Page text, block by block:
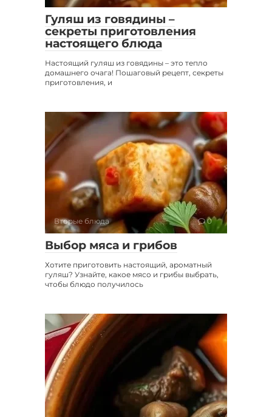
Гуляш из говядины –
секреты приготовления
настоящего блюда
Настоящий гуляш из говядины – это тепло
домашнего очага! Пошаговый рецепт, секреты
приготовления, и
Вторые блюда 0
Выбор мяса и грибов
Хотите приготовить настоящий, ароматный
гуляш? Узнайте, какое мясо и грибы выбрать,
чтобы блюдо получилось